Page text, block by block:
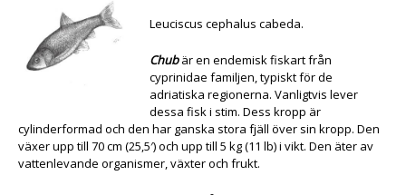
Leuciscus cephalus cabeda.
Chubär en endemisk fiskart från
cyprinidae familjen, typiskt för de
adriatiska regionerna. Vanligtvis lever
dessa fisk i stim. Dess kropp är
cylinderformad och den har ganska stora fjäll över sin kropp. Den
växer upp till 70 cm (25,5′) och upp till 5 kg (11 lb) i vikt. Den äter av
vattenlevande organismer, växter och frukt.